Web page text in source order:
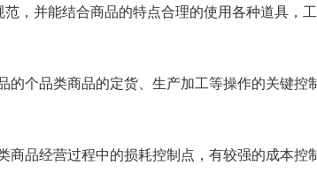
，并能结合商品的特点合理的使用各种道具，
的个品类商品的定货、生产加工等操作的关键控
商品经营过程中的损耗控制点，有较强的成本控